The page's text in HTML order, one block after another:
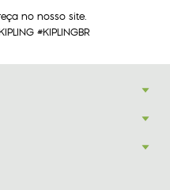
no nosso site.
#KIPLINGBR